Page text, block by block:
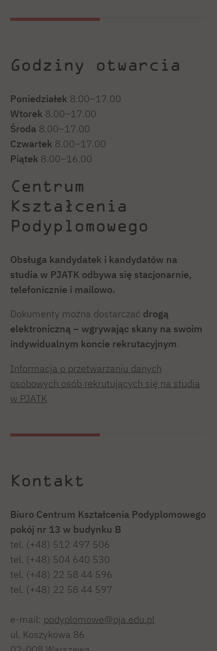
Godziny otwarcia
Poniedziałek 8.00–17.00
Wtorek 8.00–17.00
Środa 8.00–17.00
Czwartek 8.00–17.00
Piątek 8.00–16.00
Centrum
Kształcenia
Podyplomowego
Obsługa kandydatek i kandydatów na
studia w PJATK odbywa się stacjonarnie,
telefonicznie i mailowo.
Dokumenty można dostarczać drogą
elektroniczną – wgrywając skany na swoim
indywidualnym koncie rekrutacyjnym.
Informacja o przetwarzaniu danych
osobowych osób rekrutujących się na studia
w PJATK
Kontakt
Biuro Centrum Kształcenia Podyplomowego
pokój nr 13 w budynku B
tel. (+48) 512 497 506
tel. (+48) 504 640 530
tel. (+48) 22 58 44 596
tel. (+48) 22 58 44 597
e-mail: podyplomowe@pja.edu.pl
ul. Koszykowa 86